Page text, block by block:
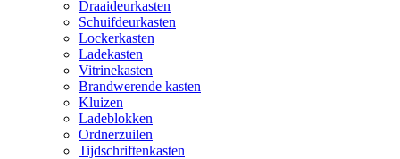
Draaideurkasten
Schuifdeurkasten
Lockerkasten
Ladekasten
Vitrinekasten
Brandwerende kasten
Kluizen
Ladeblokken
Ordnerzuilen
Tijdschriftenkasten